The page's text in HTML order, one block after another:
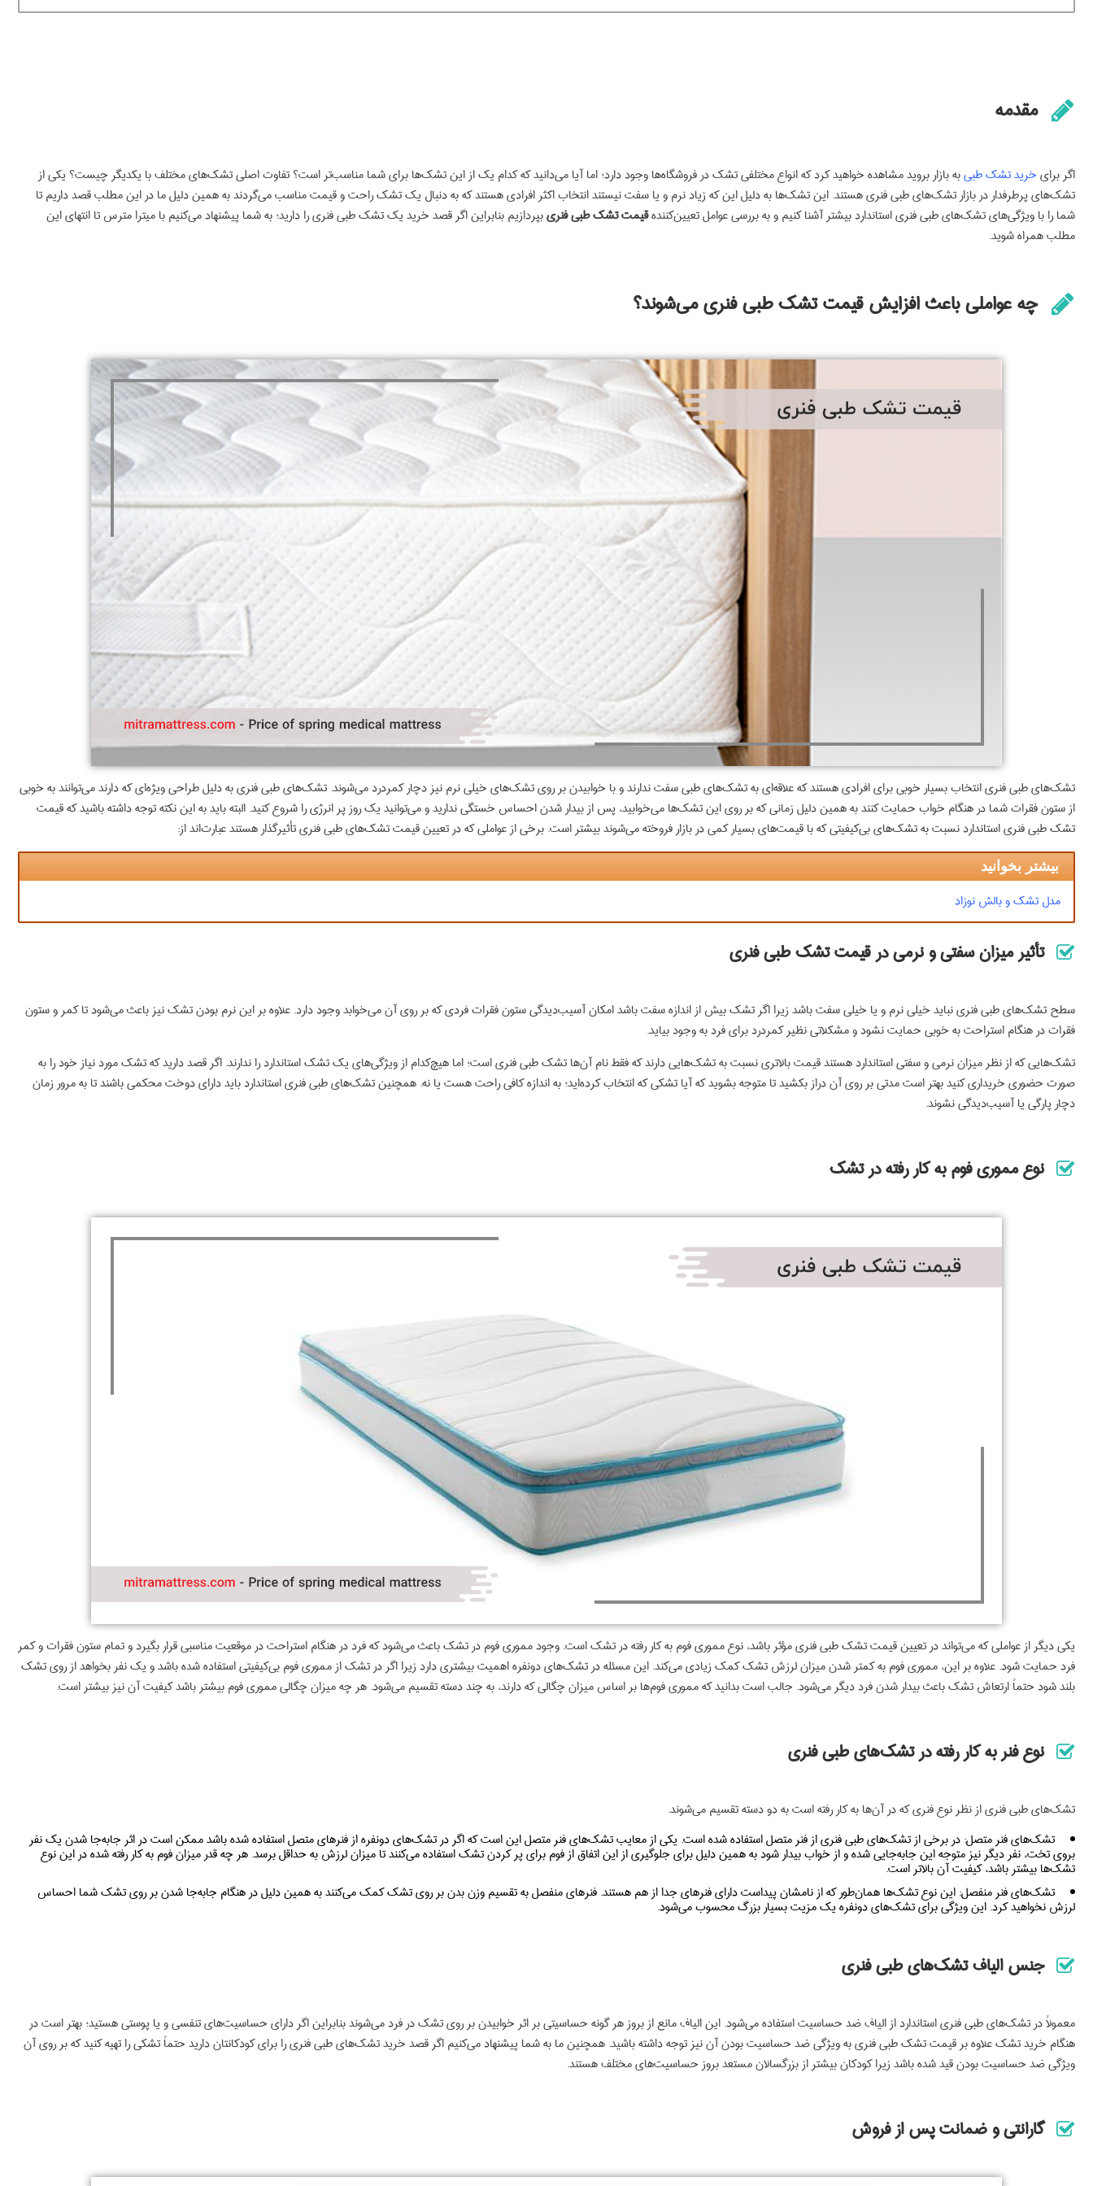
مقدمه
اگر برایخرید تشک طبیبه بازار بروید مشاهده خواهید کرد که انواع مختلفی تشک در فروشگاه‌ها وجود دارد؛ اما آیا می‌دانید که کدام یک از این تشک‌ها برای شما مناسب‌تر است؟ تفاوت اصلی تشک‌های مختلف با یکدیگر چیست؟ یکی از
تشک‌های پرطرفدار در بازار تشک‌های طبی فنری هستند. این تشک‌ها به دلیل این که زیاد نرم و یا سفت نیستند انتخاب اکثر افرادی هستند که به دنبال یک تشک راحت و قیمت مناسب می‌گردند به همین دلیل ما در این مطلب قصد داریم تا
شما را با ویژگی‌های تشک‌های طبی فنری استاندارد بیشتر آشنا کنیم و به بررسی عوامل تعیین‌کنندهقیمت تشک طبی فنریبپردازیم بنابراین اگر قصد خرید یک تشک طبی فنری را دارید؛ به شما پیشنهاد می‌کنیم با میترا مترس تا انتهای این
مطلب همراه شوید.
چه عواملی باعث افزایش قیمت تشک طبی فنری می‌شوند؟
تشک‌های طبی فنری انتخاب بسیار خوبی برای افرادی هستند که علاقه‌ای به تشک‌های طبی سفت ندارند و با خوابیدن بر روی تشک‌های خیلی نرم نیز دچار کمردرد می‌شوند. تشک‌های طبی فنری به دلیل طراحی ویژه‌ای که دارند می‌توانند به خوبی
از ستون فقرات شما در هنگام خواب حمایت کنند به همین دلیل زمانی که بر روی این تشک‌ها می‌خوابید، پس از بیدار شدن احساس خستگی ندارید و می‌توانید یک روز پر انرژی را شروع کنید. البته باید به این نکته توجه داشته باشید که قیمت
تشک طبی فنری استاندارد نسبت به تشک‌های بی‌کیفیتی که با قیمت‌های بسیار کمی در بازار فروخته می‌شوند بیشتر است. برخی از عواملی که در تعیین قیمت تشک‌های طبی فنری تأثیرگذار هستند عبارت‌اند از:
بیشتر بخوانید
مدل تشک و بالش نوزاد
تأثیر میزان سفتی و نرمی در قیمت تشک طبی فنری
سطح تشک‌های طبی فنری نباید خیلی نرم و یا خیلی سفت باشد زیرا اگر تشک بیش از اندازه سفت باشد امکان آسیب‌دیدگی ستون فقرات فردی که بر روی آن می‌خوابد وجود دارد. علاوه بر این نرم بودن تشک نیز باعث می‌شود تا کمر و ستون
فقرات در هنگام استراحت به خوبی حمایت نشود و مشکلاتی نظیر کمردرد برای فرد به وجود بیاید.
تشک‌هایی که از نظر میزان نرمی و سفتی استاندارد هستند قیمت بالاتری نسبت به تشک‌هایی دارند که فقط نام آن‌ها تشک طبی فنری است؛ اما هیچ‌کدام از ویژگی‌های یک تشک استاندارد را ندارند. اگر قصد دارید که تشک مورد نیاز خود را به
صورت حضوری خریداری کنید بهتر است مدتی بر روی آن دراز بکشید تا متوجه بشوید که آیا تشکی که انتخاب کرده‌اید؛ به اندازه کافی راحت هست یا نه. همچنین تشک‌های طبی فنری استاندارد باید دارای دوخت محکمی باشند تا به مرور زمان
دچار پارگی یا آسیب‌دیدگی نشوند.
نوع مموری فوم به کار رفته در تشک
یکی دیگر از عواملی که می‌تواند در تعیین قیمت تشک طبی فنری مؤثر باشد، نوع مموری فوم به کار رفته در تشک است. وجود مموری فوم در تشک باعث می‌شود که فرد در هنگام استراحت در موقعیت مناسبی قرار بگیرد و تمام ستون فقرات و کمر
فرد حمایت شود. علاوه بر این، مموری فوم به کمتر شدن میزان لرزش تشک کمک زیادی می‌کند. این مسئله در تشک‌های دونفره اهمیت بیشتری دارد زیرا اگر در تشک از مموری فوم بی‌کیفیتی استفاده شده باشد و یک نفر بخواهد از روی تشک
بلند شود حتماً ارتعاش تشک باعث بیدار شدن فرد دیگر می‌شود. جالب است بدانید که مموری فوم‌ها بر اساس میزان چگالی که دارند، به چند دسته تقسیم می‌شود. هر چه میزان چگالی مموری فوم بیشتر باشد کیفیت آن نیز بیشتر است.
نوع فنر به کار رفته در تشک‌های طبی فنری
تشک‌های طبی فنری از نظر نوع فنری که در آن‌ها به کار رفته است به دو دسته تقسیم‌ می‌شوند.
تشک‌های فنر متصل:در برخی از تشک‌های طبی فنری از فنر متصل استفاده شده است. یکی از معایب تشک‌های فنر متصل این است که اگر در تشک‌های دونفره از فنرهای متصل استفاده شده باشد ممکن است در اثر جابه‌جا شدن یک نفر
بروی تخت، نفر دیگر نیز متوجه این جابه‌جایی شده و از خواب بیدار شود به همین دلیل برای جلوگیری از این اتفاق از فوم برای پر کردن تشک استفاده می‌کنند تا میزان لرزش به حداقل برسد. هر چه قدر میزان فوم به کار رفته شده در این نوع
تشک‌ها بیشتر باشد، کیفیت آن بالاتر است.
تشک‌های فنر منفصل:این نوع تشک‌ها همان‌طور که از نامشان پیداست دارای فنرهای جدا از هم هستند. فنرهای منفصل به تقسیم وزن بدن بر روی تشک کمک می‌کنند به همین دلیل در هنگام جابه‌جا شدن بر روی تشک شما احساس
لرزش نخواهید کرد. این ویژگی برای تشک‌های دونفره یک مزیت بسیار بزرگ محسوب می‌شود.
جنس الیاف تشک‌های طبی فنری
معمولاً در تشک‌های طبی فنری استاندارد از الیاف ضد حساسیت استفاده می‌شود. این الیاف مانع از بروز هر گونه حساسیتی بر اثر خوابیدن بر روی تشک در فرد می‌شوند بنابراین اگر دارای حساسیت‌های تنفسی و یا پوستی هستید؛ بهتر است در
هنگام خرید تشک علاوه بر قیمت تشک طبی فنری به ویژگی ضد حساسیت بودن آن نیز توجه داشته باشید. همچنین ما به شما پیشنهاد می‌کنیم اگر قصد خرید تشک‌های طبی فنری را برای کودکانتان دارید حتماً تشکی را تهیه کنید که بر روی آن
ویژگی ضد حساسیت بودن قید شده باشد زیرا کودکان بیشتر از بزرگسالان مستعد بروز حساسیت‌های مختلف هستند.
گارانتی و ضمانت پس از فروش